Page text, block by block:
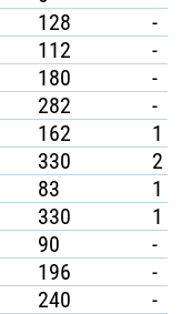
128 -
112 -
180 -
282 -
162 1
330 2
83 1
330 1
90 -
196 -
240 -